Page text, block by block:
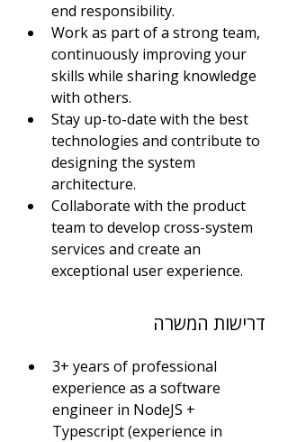
end responsibility.
Work as part of a strong team,
continuously improving your
skills while sharing knowledge
with others.
Stay up-to-date with the best
technologies and contribute to
designing the system
architecture.
Collaborate with the product
team to develop cross-system
services and create an
exceptional user experience.
דרישות המשרה
3+ years of professional
experience as a software
engineer in NodeJS +
Typescript (experience in